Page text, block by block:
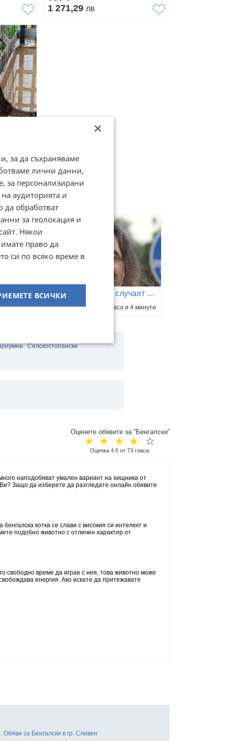
1 271,29 лв
Владо Йончев: Ако случаят "Петрохан" остане неразкрит, ще е травма за обществото
преди 2 часа и 4 минути
Селскостопански
Оценете обявите за “Бенгалски”
☆
☆
☆
☆
☆
Оценка 4.5 от 73 гласа.
наподобяват умален вариант на хищника от
Защо да изберете да разгледате онлайн обявите
котка се слави с високия си интелект и
подобно животно с отличен характер от
свободно време да играе с нея, това животно може
енергия. Ако искате да притежавате
Обяви за Бенгалски в гр. Сливен
×
за да съхраняваме
лични данни,
за персонализирани
аудиторията и
обработват
за геолокация и
Някои
право да
си по всяко време в
ВСИЧКИ